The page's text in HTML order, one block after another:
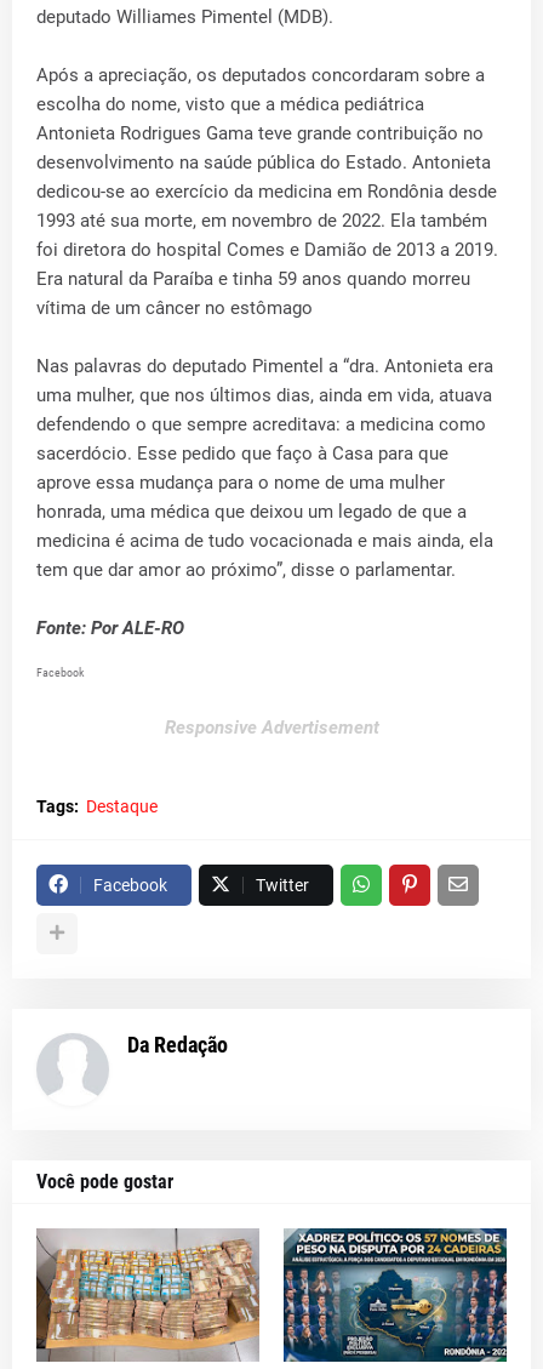
deputado Williames Pimentel (MDB).
Após a apreciação, os deputados concordaram sobre a
escolha do nome, visto que a médica pediátrica
Antonieta Rodrigues Gama teve grande contribuição no
desenvolvimento na saúde pública do Estado. Antonieta
dedicou-se ao exercício da medicina em Rondônia desde
1993 até sua morte, em novembro de 2022. Ela também
foi diretora do hospital Comes e Damião de 2013 a 2019.
Era natural da Paraíba e tinha 59 anos quando morreu
vítima de um câncer no estômago
Nas palavras do deputado Pimentel a “dra. Antonieta era
uma mulher, que nos últimos dias, ainda em vida, atuava
defendendo o que sempre acreditava: a medicina como
sacerdócio. Esse pedido que faço à Casa para que
aprove essa mudança para o nome de uma mulher
honrada, uma médica que deixou um legado de que a
medicina é acima de tudo vocacionada e mais ainda, ela
tem que dar amor ao próximo”, disse o parlamentar.
Fonte: Por ALE-RO
Facebook
Responsive Advertisement
Tags: Destaque
Facebook Twitter
Da Redação
Você pode gostar